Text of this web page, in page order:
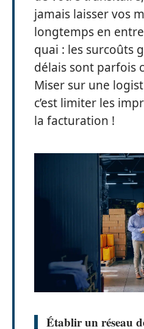
jamais laisser vos
longtemps en
quai : les surcoûts
délais sont parfois
Miser sur une
c’est limiter les
la facturation !
Établir un réseau